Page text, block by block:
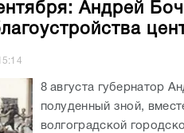
Андрей
8 августа губернатор
полуденный зной,
волгоградской